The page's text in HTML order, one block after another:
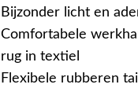
Bijzonder licht en
Comfortabele
rug in textiel
Flexibele rubberen